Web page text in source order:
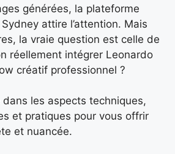
générées, la plateforme
attire l’attention. Mais
la vraie question est celle de
réellement intégrer Leonardo
créatif professionnel ?
les aspects techniques,
et pratiques pour vous offrir
et nuancée.